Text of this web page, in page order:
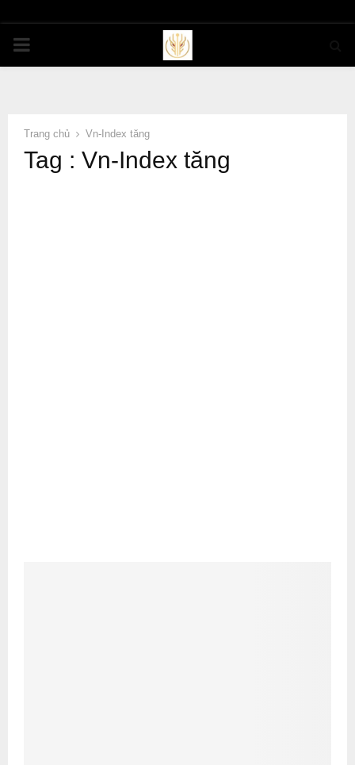
PRIMARY
Trang chủ Vn-Index tăng
Tag : Vn-Index tăng